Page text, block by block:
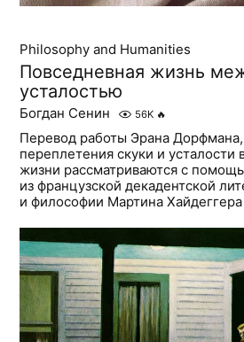
Philosophy and Humanities
Повседневная жизнь
усталостью
Богдан Сенин 56K 🔥
Перевод работы Эрана Дорфмана,
переплетения скуки и усталости
жизни рассматриваются с
из французской декадентской
и философии Мартина Хайдеггера